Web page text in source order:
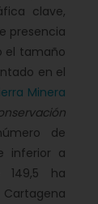
clave,
presencia
el tamaño
en el
Minera
de
inferior a
149,5 ha